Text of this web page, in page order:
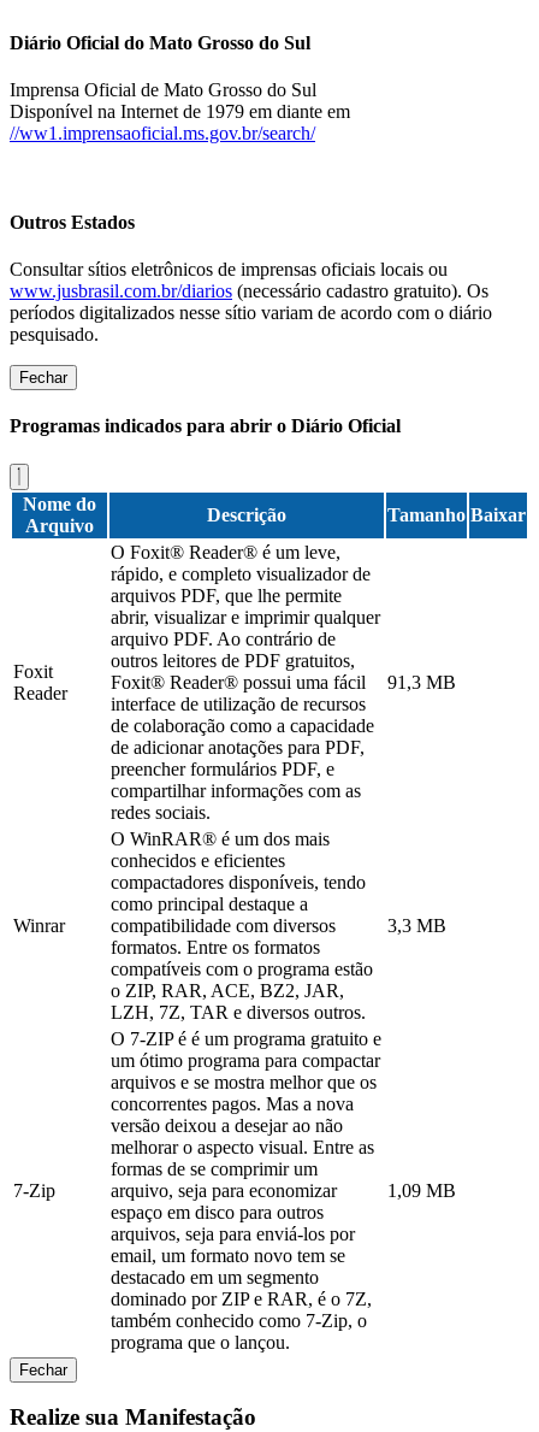
Diário Oficial do Mato Grosso do Sul
Imprensa Oficial de Mato Grosso do Sul
Disponível na Internet de 1979 em diante em
//ww1.imprensaoficial.ms.gov.br/search/
Outros Estados
Consultar sítios eletrônicos de imprensas oficiais locais ou
www.jusbrasil.com.br/diarios (necessário cadastro gratuito). Os
períodos digitalizados nesse sítio variam de acordo com o diário
pesquisado.
Fechar
Programas indicados para abrir o Diário Oficial
Nome do
Arquivo
Descrição Tamanho Baixar
Foxit
Reader
O Foxit® Reader® é um leve,
rápido, e completo visualizador de
arquivos PDF, que lhe permite
abrir, visualizar e imprimir qualquer
arquivo PDF. Ao contrário de
outros leitores de PDF gratuitos,
Foxit® Reader® possui uma fácil
interface de utilização de recursos
de colaboração como a capacidade
de adicionar anotações para PDF,
preencher formulários PDF, e
compartilhar informações com as
redes sociais.
91,3 MB
Winrar
O WinRAR® é um dos mais
conhecidos e eficientes
compactadores disponíveis, tendo
como principal destaque a
compatibilidade com diversos
formatos. Entre os formatos
compatíveis com o programa estão
o ZIP, RAR, ACE, BZ2, JAR,
LZH, 7Z, TAR e diversos outros.
3,3 MB
7-Zip
O 7-ZIP é é um programa gratuito e
um ótimo programa para compactar
arquivos e se mostra melhor que os
concorrentes pagos. Mas a nova
versão deixou a desejar ao não
melhorar o aspecto visual. Entre as
formas de se comprimir um
arquivo, seja para economizar
espaço em disco para outros
arquivos, seja para enviá-los por
email, um formato novo tem se
destacado em um segmento
dominado por ZIP e RAR, é o 7Z,
também conhecido como 7-Zip, o
programa que o lançou.
1,09 MB
Fechar
Realize sua Manifestação